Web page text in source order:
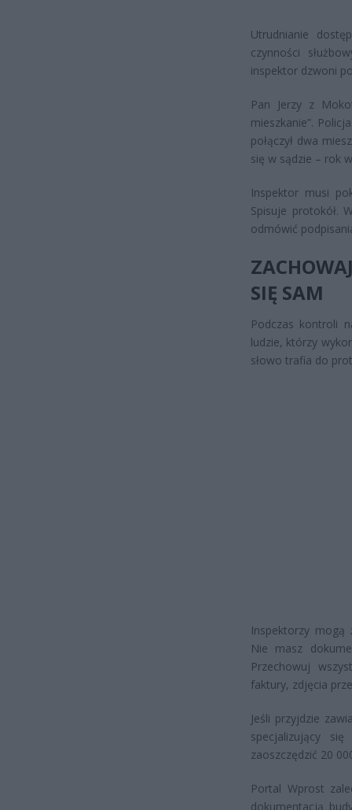
Utrudnianie
czynności
inspektor dzwoni
Pan Jerzy z
mieszkanie”.
połączył dwa
się w sądzie – rok
Inspektor musi
Spisuje protokół.
odmówić
SIĘ SAM
Podczas kontroli
ludzie, którzy
słowo trafia do
Inspektorzy mogą
Nie masz
Przechowuj
faktury, zdjęcia
Jeśli przyjdzie
specjalizujący
zaoszczędzić 20
Portal Wprost
dokumentacją